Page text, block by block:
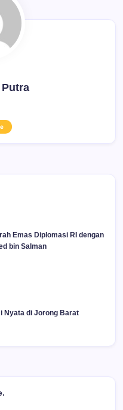
Emas Diplomasi RI dengan
bin Salman
Nyata di Jorong Barat